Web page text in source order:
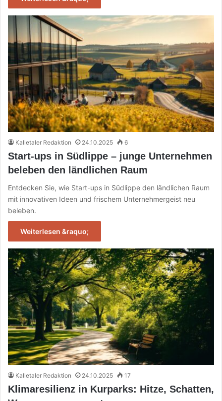
Kalletaler Redaktion 24.10.2025 6
Start-ups in Südlippe – junge Unternehmen
beleben den ländlichen Raum
Entdecken Sie, wie Start-ups in Südlippe den ländlichen Raum
mit innovativen Ideen und frischem Unternehmergeist neu
beleben.
Weiterlesen &raquo;
Kalletaler Redaktion 24.10.2025 17
Klimaresilienz in Kurparks: Hitze, Schatten,